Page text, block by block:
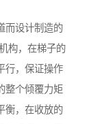
而设计制造的
构，在梯子的
行，保证操作
整个倾覆力矩
衡，在收放的